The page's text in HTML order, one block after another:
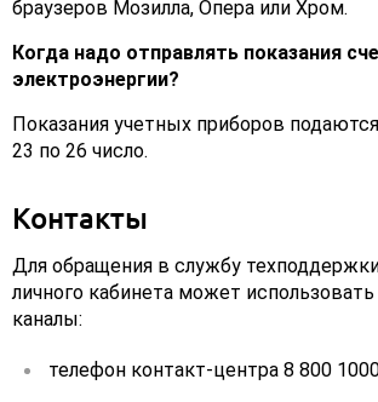
браузеров Мозилла, Опера или Хром.
Когда надо отправлять показания
электроэнергии?
Показания учетных приборов
23 по 26 число.
Контакты
Для обращения в службу
личного кабинета может
каналы:
телефон контакт-центра 8 800